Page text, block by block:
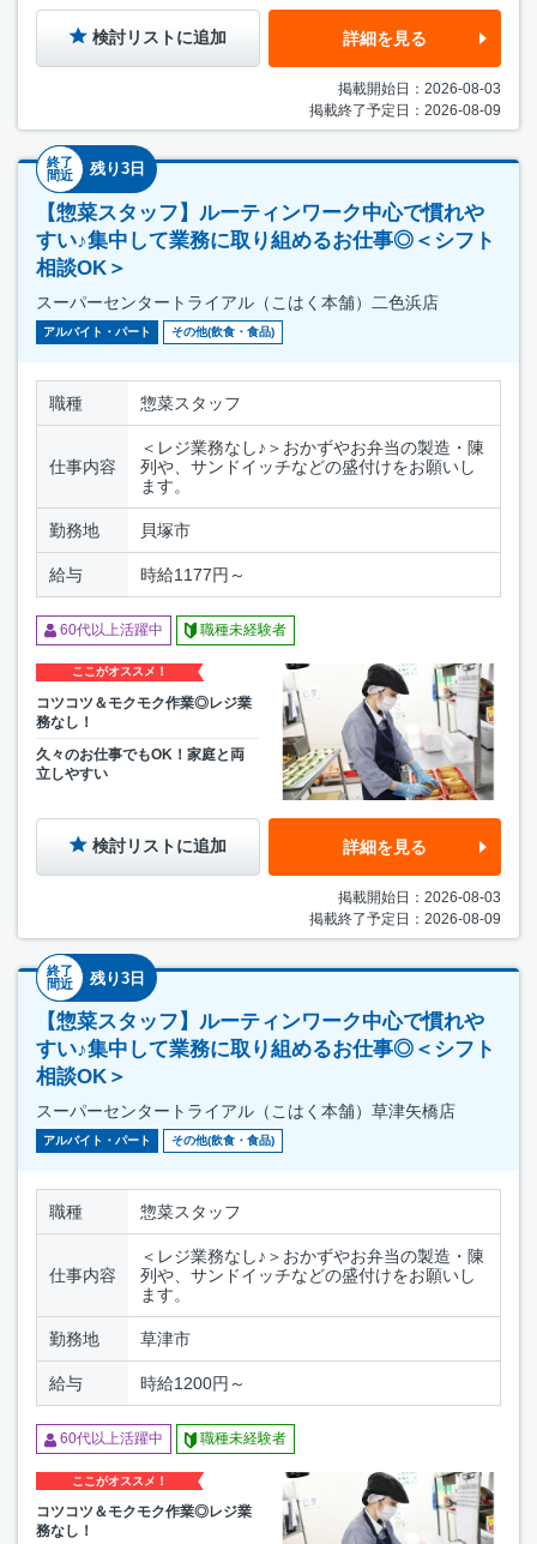
検討リストに追加 詳細を見る
掲載開始日：2026-08-03
掲載終了予定日：2026-08-09
終了
間近
残り3日
【惣菜スタッフ】ルーティンワーク中心で慣れや
すい♪集中して業務に取り組めるお仕事◎＜シフト
相談OK＞
スーパーセンタートライアル（こはく本舗）二色浜店
アルバイト・パート その他(飲食・食品)
職種 惣菜スタッフ
仕事内容
＜レジ業務なし♪＞おかずやお弁当の製造・陳
列や、サンドイッチなどの盛付けをお願いし
ます。
勤務地 貝塚市
給与 時給1177円～
60代以上活躍中 職種未経験者
ここがオススメ！
コツコツ＆モクモク作業◎レジ業
務なし！
久々のお仕事でもOK！家庭と両
立しやすい
検討リストに追加 詳細を見る
掲載開始日：2026-08-03
掲載終了予定日：2026-08-09
終了
間近
残り3日
【惣菜スタッフ】ルーティンワーク中心で慣れや
すい♪集中して業務に取り組めるお仕事◎＜シフト
相談OK＞
スーパーセンタートライアル（こはく本舗）草津矢橋店
アルバイト・パート その他(飲食・食品)
職種 惣菜スタッフ
仕事内容
＜レジ業務なし♪＞おかずやお弁当の製造・陳
列や、サンドイッチなどの盛付けをお願いし
ます。
勤務地 草津市
給与 時給1200円～
60代以上活躍中 職種未経験者
ここがオススメ！
コツコツ＆モクモク作業◎レジ業
務なし！